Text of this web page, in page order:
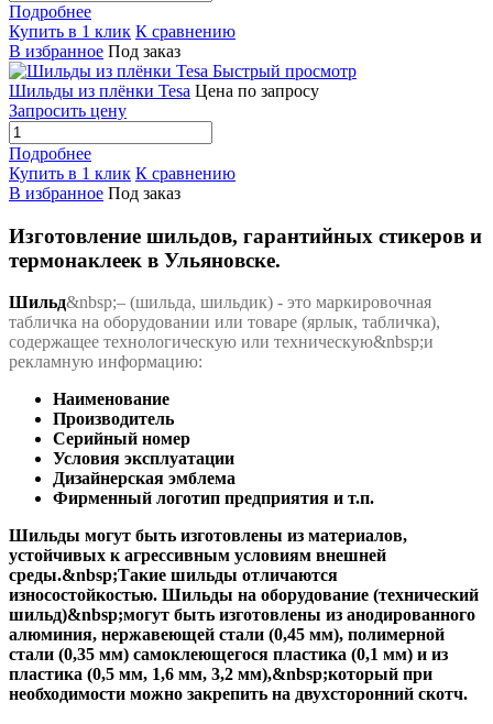
Подробнее
Купить в 1 клик К сравнению
В избранное Под заказ
Быстрый просмотр
Шильды из плёнки Tesa Цена по запросу
Запросить цену
Подробнее
Купить в 1 клик К сравнению
В избранное Под заказ
Изготовление шильдов, гарантийных стикеров и
термонаклеек в Ульяновске.
Шильд&nbsp;– (шильда, шильдик) - это маркировочная
табличка на оборудовании или товаре (ярлык, табличка),
содержащее технологическую или техническую&nbsp;и
рекламную информацию:
Наименование
Производитель
Серийный номер
Условия эксплуатации
Дизайнерская эмблема
Фирменный логотип предприятия и т.п.
Шильды могут быть изготовлены из материалов,
устойчивых к агрессивным условиям внешней
среды.&nbsp;Такие шильды отличаются
износостойкостью. Шильды на оборудование (технический
шильд)&nbsp;могут быть изготовлены из анодированного
алюминия, нержавеющей стали (0,45 мм), полимерной
стали (0,35 мм) самоклеющегося пластика (0,1 мм) и из
пластика (0,5 мм, 1,6 мм, 3,2 мм),&nbsp;который при
необходимости можно закрепить на двухсторонний скотч.